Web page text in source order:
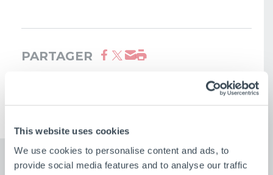
This website uses cookies
We use cookies to personalise content and ads, to
provide social media features and to analyse our traffic
PARTAGER